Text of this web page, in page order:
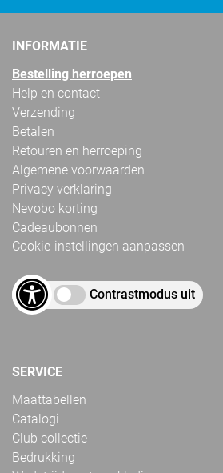
INFORMATIE
Bestelling herroepen
Help en contact
Verzending
Betalen
Retouren en herroeping
Algemene voorwaarden
Privacy verklaring
Nevobo korting
Cadeaubonnen
Cookie-instellingen aanpassen
Contrastmodus uit
SERVICE
Maattabellen
Catalogi
Club collectie
Bedrukking